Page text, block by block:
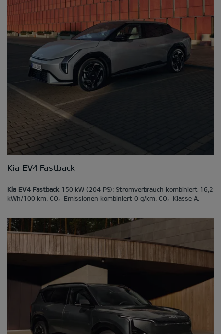
Kia EV4 Fastback
Kia EV4 Fastback 150 kW (204 PS): Stromverbrauch kombiniert 16,2
kWh/100 km. CO2-Emissionen kombiniert 0 g/km. CO2-Klasse A.